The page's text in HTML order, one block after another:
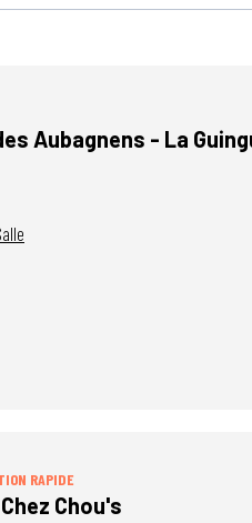
Aubagnens - La
RAPIDE
Chou's